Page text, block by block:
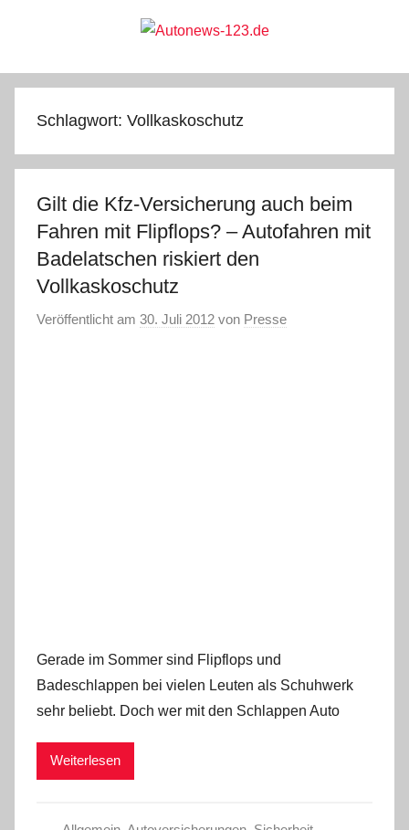
Autonews-
123.de
Schlagwort: Vollkaskoschutz
Gilt die Kfz-Versicherung auch beim
Fahren mit Flipflops? – Autofahren mit
Badelatschen riskiert den
Vollkaskoschutz
Veröffentlicht am 30. Juli 2012 von Presse
Gerade im Sommer sind Flipflops und
Badeschlappen bei vielen Leuten als Schuhwerk
sehr beliebt. Doch wer mit den Schlappen Auto
Weiterlesen